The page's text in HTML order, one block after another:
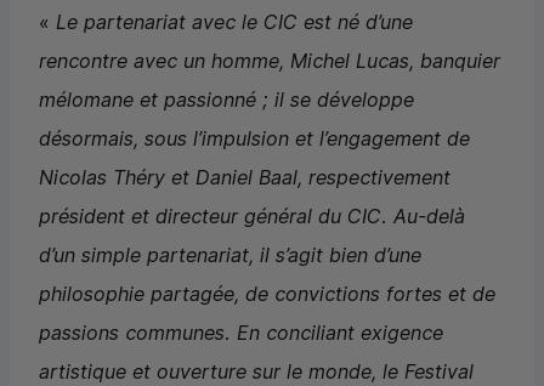
« Le partenariat avec le CIC est né d’une
rencontre avec un homme, Michel Lucas, banquier
mélomane et passionné ; il se développe
désormais, sous l’impulsion et l’engagement de
Nicolas Théry et Daniel Baal, respectivement
président et directeur général du CIC. Au-delà
d’un simple partenariat, il s’agit bien d’une
philosophie partagée, de convictions fortes et de
passions communes. En conciliant exigence
artistique et ouverture sur le monde, le Festival